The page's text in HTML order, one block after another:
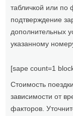
табличкой или
подтверждение
дополнительных
указанному
[sape count=1
Стоимость
зависимости от
факторов.